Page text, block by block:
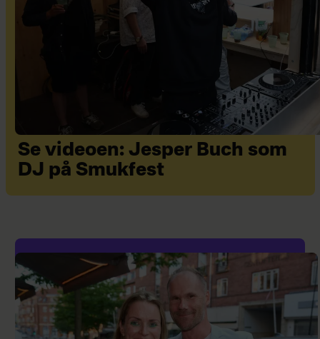
Se videoen: Jesper Buch som
DJ på Smukfest